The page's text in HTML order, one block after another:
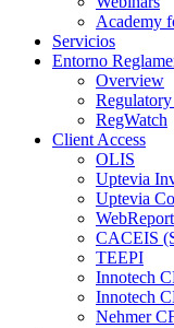
Academy
Servicios
Entorno
Overview
RegWatch
Client Access
OLIS
Uptevia
Uptevia
CACEIS
TEEPI
Innotech
Innotech
Nehmer